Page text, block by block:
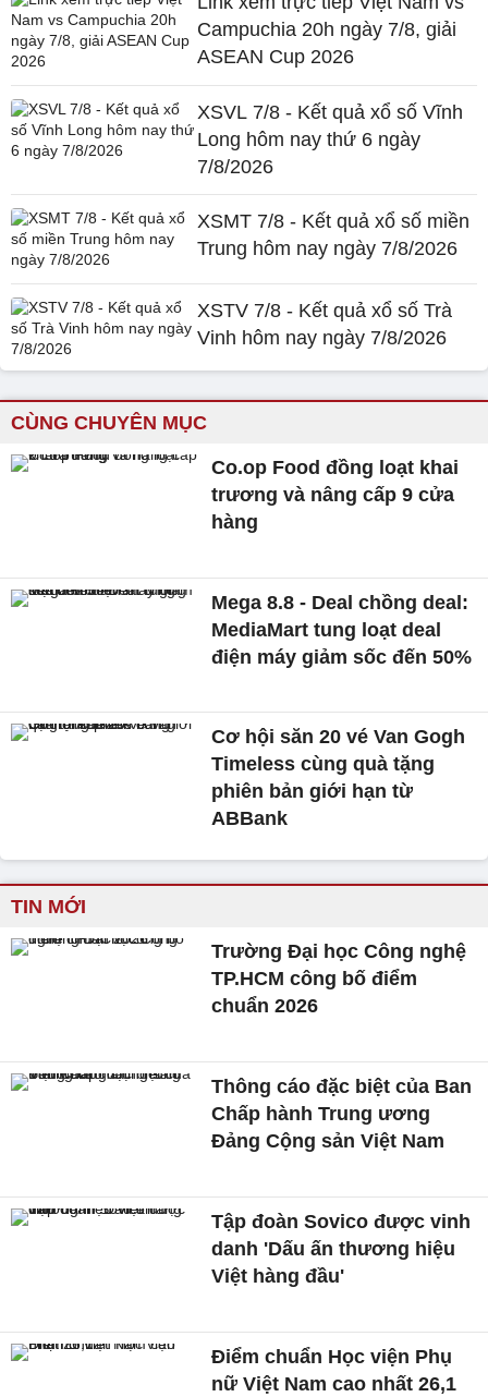
Campuchia 20h ngày 7/8, giải
ASEAN Cup 2026
XSVL 7/8 - Kết quả xổ số Vĩnh
Long hôm nay thứ 6 ngày
7/8/2026
XSMT 7/8 - Kết quả xổ số miền
Trung hôm nay ngày 7/8/2026
XSTV 7/8 - Kết quả xổ số Trà
Vinh hôm nay ngày 7/8/2026
CÙNG CHUYÊN MỤC
Co.op Food đồng loạt khai
trương và nâng cấp 9 cửa
hàng
Mega 8.8 - Deal chồng deal:
MediaMart tung loạt deal
điện máy giảm sốc đến 50%
Cơ hội săn 20 vé Van Gogh
Timeless cùng quà tặng
phiên bản giới hạn từ
ABBank
TIN MỚI
Trường Đại học Công nghệ
TP.HCM công bố điểm
chuẩn 2026
Thông cáo đặc biệt của Ban
Chấp hành Trung ương
Đảng Cộng sản Việt Nam
Tập đoàn Sovico được vinh
danh 'Dấu ấn thương hiệu
Việt hàng đầu'
Điểm chuẩn Học viện Phụ
nữ Việt Nam cao nhất 26,1